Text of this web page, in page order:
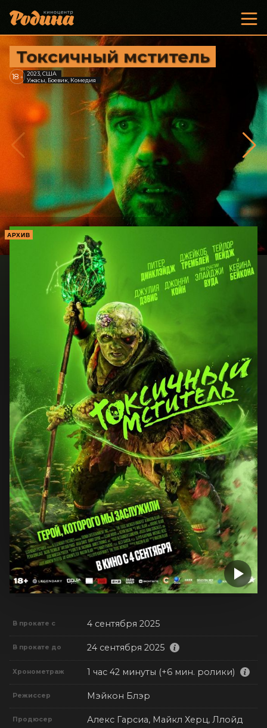
Токсичный мститель
18 + 2023, США
Ужасы, Боевик, Комедия
АРХИВ
В прокате с 4 сентября 2025
В прокате до 24 сентября 2025
Хронометраж 1 час 42 минуты (+6 мин. ролики)
Режиссер Мэйкон Блэр
Продюсер
Алекс Гарсиа, Майкл Херц, Ллойд